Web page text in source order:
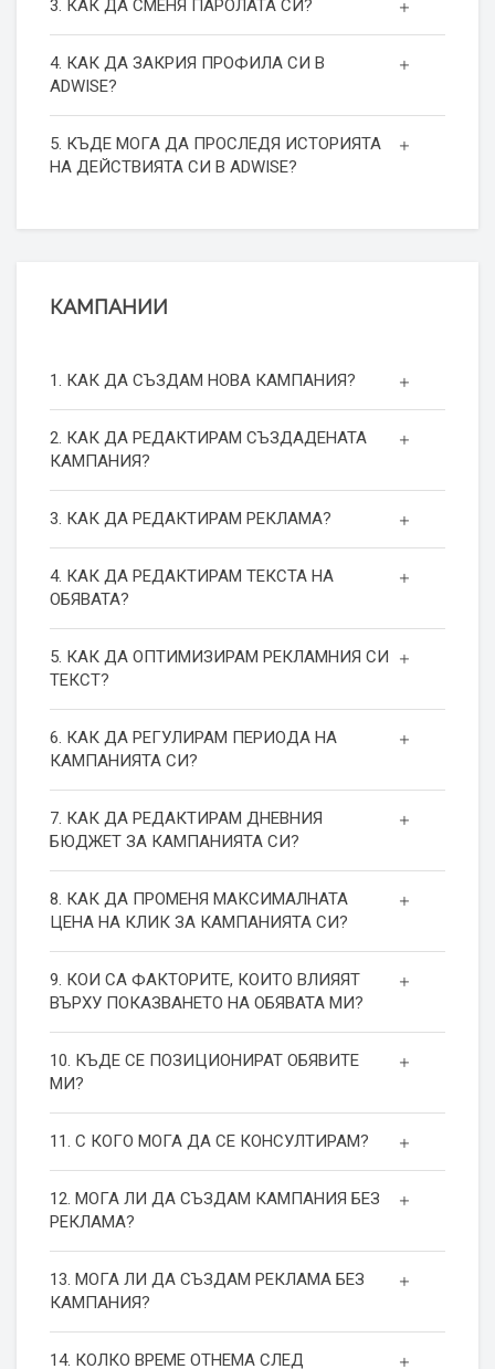
3. КАК ДА СМЕНЯ ПАРОЛАТА СИ?
4. КАК ДА ЗАКРИЯ ПРОФИЛА СИ В
ADWISE?
5. КЪДЕ МОГА ДА ПРОСЛЕДЯ ИСТОРИЯТА
НА ДЕЙСТВИЯТА СИ В ADWISE?
КАМПАНИИ
1. КАК ДА СЪЗДАМ НОВА КАМПАНИЯ?
2. КАК ДА РЕДАКТИРАМ СЪЗДАДЕНАТА
КАМПАНИЯ?
3. КАК ДА РЕДАКТИРАМ РЕКЛАМА?
4. КАК ДА РЕДАКТИРАМ ТЕКСТА НА
ОБЯВАТА?
5. КАК ДА ОПТИМИЗИРАМ РЕКЛАМНИЯ СИ
ТЕКСТ?
6. КАК ДА РЕГУЛИРАМ ПЕРИОДА НА
КАМПАНИЯТА СИ?
7. КАК ДА РЕДАКТИРАМ ДНЕВНИЯ
БЮДЖЕТ ЗА КАМПАНИЯТА СИ?
8. КАК ДА ПРОМЕНЯ МАКСИМАЛНАТА
ЦЕНА НА КЛИК ЗА КАМПАНИЯТА СИ?
9. КОИ СА ФАКТОРИТЕ, КОИТО ВЛИЯЯТ
ВЪРХУ ПОКАЗВАНЕТО НА ОБЯВАТА МИ?
10. КЪДЕ СЕ ПОЗИЦИОНИРАТ ОБЯВИТЕ
МИ?
11. С КОГО МОГА ДА СЕ КОНСУЛТИРАМ?
12. МОГА ЛИ ДА СЪЗДАМ КАМПАНИЯ БЕЗ
РЕКЛАМА?
13. МОГА ЛИ ДА СЪЗДАМ РЕКЛАМА БЕЗ
КАМПАНИЯ?
14. КОЛКО ВРЕМЕ ОТНЕМА СЛЕД